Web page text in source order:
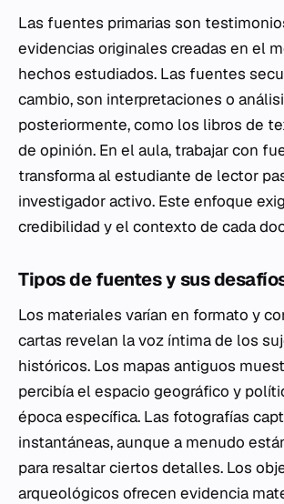
Las fuentes primarias son
evidencias originales creadas en el
hechos estudiados. Las fuentes
cambio, son interpretaciones o
posteriormente, como los libros de
de opinión. En el aula, trabajar con
transforma al estudiante de lector
investigador activo. Este enfoque
credibilidad y el contexto de cada
Tipos de fuentes y sus
Los materiales varían en formato y
cartas revelan la voz íntima de los
históricos. Los mapas antiguos
percibía el espacio geográfico y
época específica. Las fotografías
instantáneas, aunque a menudo
para resaltar ciertos detalles. Los
arqueológicos ofrecen evidencia